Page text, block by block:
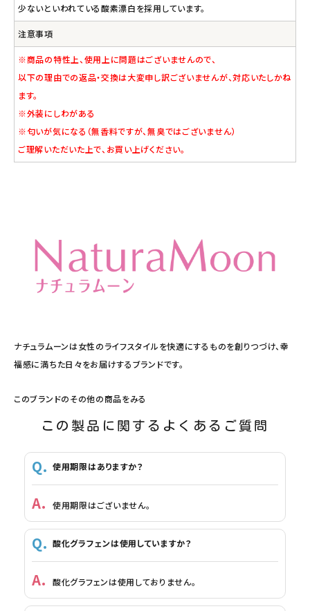
少ないといわれている酸素漂白を採用しています。
注意事項
※商品の特性上、使用上に問題はございませんので、
以下の理由での返品・交換は大変申し訳ございませんが、対応いたしかね
ます。
※外装にしわがある
※匂いが気になる（無香料ですが、無臭ではございません）
ご理解いただいた上で、お買い上げください。
ナチュラムーンは女性のライフスタイルを快適にするものを創りつづけ、幸
福感に満ちた日々をお届けするブランドです。
このブランドのその他の商品をみる
この製品に関するよくあるご質問
使用期限はありますか？
使用期限はございません。
酸化グラフェンは使用していますか？
酸化グラフェンは使用しておりません。